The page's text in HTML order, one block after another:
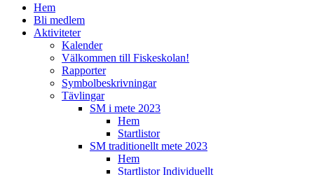
Hem
Bli medlem
Aktiviteter
Kalender
Välkommen till Fiskeskolan!
Rapporter
Symbolbeskrivningar
Tävlingar
SM i mete 2023
Hem
Startlistor
SM traditionellt mete 2023
Hem
Startlistor Individuellt